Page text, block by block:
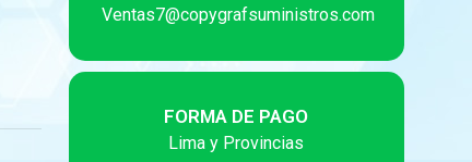
Ventas7@copygrafsuministros.com
FORMA DE PAGO
Lima y Provincias